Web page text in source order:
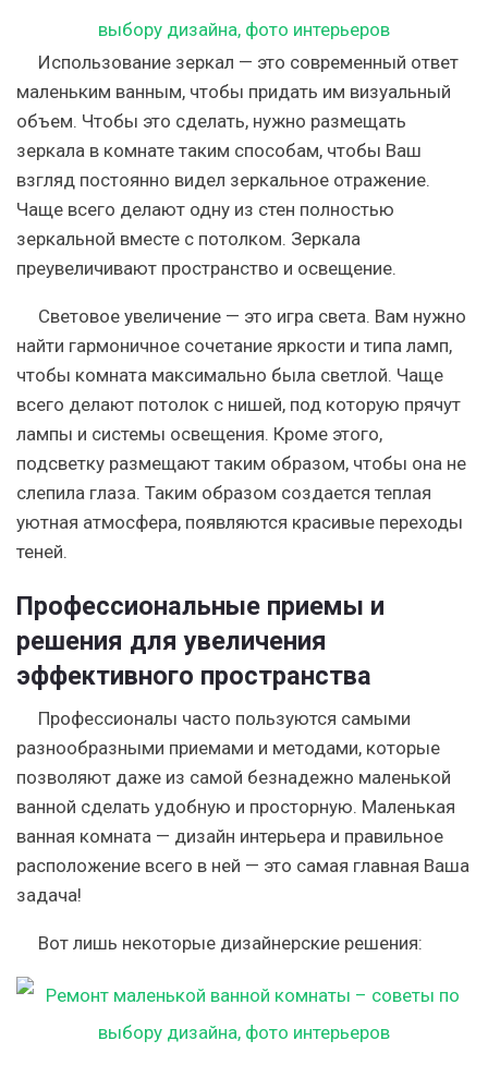
Использование зеркал — это современный ответ
маленьким ванным, чтобы придать им визуальный
объем. Чтобы это сделать, нужно размещать
зеркала в комнате таким способам, чтобы Ваш
взгляд постоянно видел зеркальное отражение.
Чаще всего делают одну из стен полностью
зеркальной вместе с потолком. Зеркала
преувеличивают пространство и освещение.
Световое увеличение — это игра света. Вам нужно
найти гармоничное сочетание яркости и типа ламп,
чтобы комната максимально была светлой. Чаще
всего делают потолок с нишей, под которую прячут
лампы и системы освещения. Кроме этого,
подсветку размещают таким образом, чтобы она не
слепила глаза. Таким образом создается теплая
уютная атмосфера, появляются красивые переходы
теней.
Профессиональные приемы и
решения для увеличения
эффективного пространства
Профессионалы часто пользуются самыми
разнообразными приемами и методами, которые
позволяют даже из самой безнадежно маленькой
ванной сделать удобную и просторную. Маленькая
ванная комната — дизайн интерьера и правильное
расположение всего в ней — это самая главная Ваша
задача!
Вот лишь некоторые дизайнерские решения: